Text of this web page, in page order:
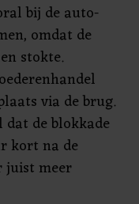
bij de auto-
omdat de
stokte.
via de brug.
de blokkade
kort na de
juist meer